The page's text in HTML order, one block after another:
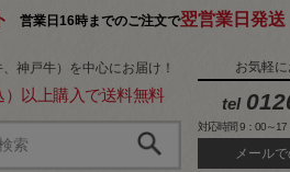
営業日16時までのご注文で翌営業日発送
神戸牛）を中心にお届け！
）以上購入で送料無料
お気軽
tel
対応時間 9：00～
メール
在庫